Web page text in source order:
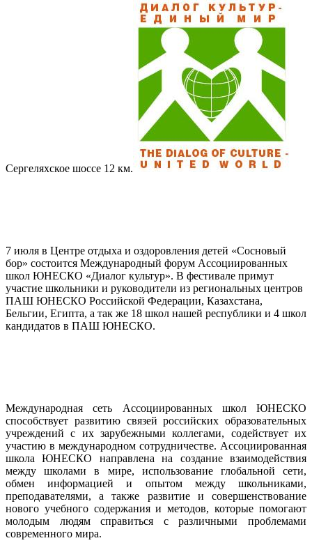
Сергеляхское шоссе 12 км.
7 июля в Центре отдыха и оздоровления детей «Сосновый
бор» состоится Международный форум Ассоциированных
школ ЮНЕСКО «Диалог культур». В фестивале примут
участие школьники и руководители из региональных центров
ПАШ ЮНЕСКО Российской Федерации, Казахстана,
Бельгии, Египта, а так же 18 школ нашей республики и 4 школ
кандидатов в ПАШ ЮНЕСКО.
Международная сеть Ассоциированных школ ЮНЕСКО
способствует развитию связей российских образовательных
учреждений с их зарубежными коллегами, содействует их
участию в международном сотрудничестве. Ассоциированная
школа ЮНЕСКО направлена на создание взаимодействия
между школами в мире, использование глобальной сети,
обмен информацией и опытом между школьниками,
преподавателями, а также развитие и совершенствование
нового учебного содержания и методов, которые помогают
молодым людям справиться с различными проблемами
современного мира.